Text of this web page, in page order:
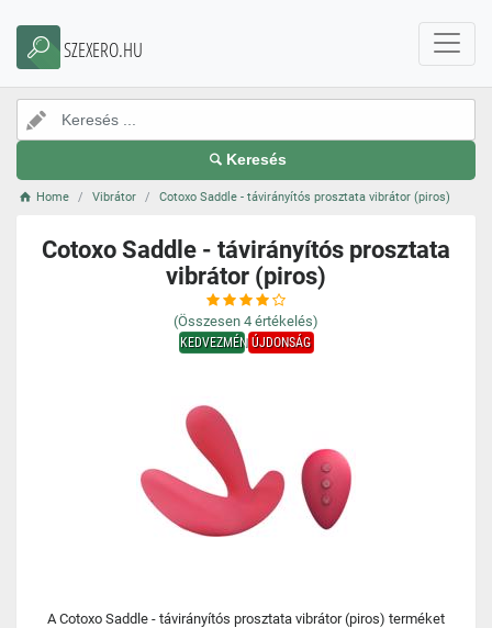
SZEXERO.HU
Keresés
Home Vibrátor Cotoxo Saddle - távirányítós prosztata vibrátor (piros)
Cotoxo Saddle - távirányítós prosztata
vibrátor (piros)
(Összesen 4 értékelés)
KEDVEZMÉNYÚJDONSÁG
A Cotoxo Saddle - távirányítós prosztata vibrátor (piros) terméket